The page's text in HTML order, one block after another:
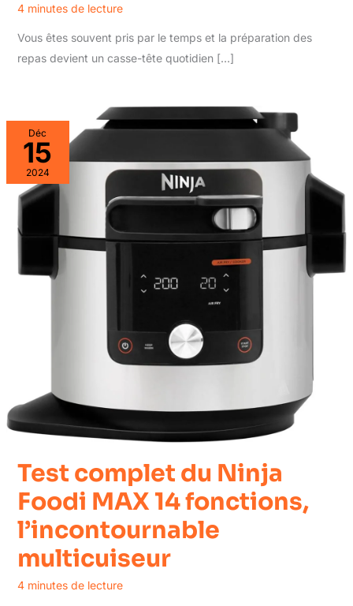
4 minutes de lecture
Vous êtes souvent pris par le temps et la préparation des
repas devient un casse-tête quotidien […]
Déc
15
2024
Test complet du Ninja
Foodi MAX 14 fonctions,
l’incontournable
multicuiseur
4 minutes de lecture